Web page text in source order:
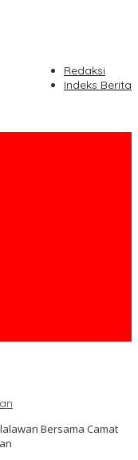
Redaksi
Indeks Berita
Bersama Camat